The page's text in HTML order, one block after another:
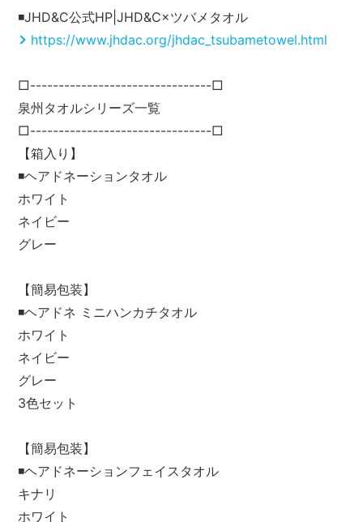
◾️JHD&C公式HP|JHD&C×ツバメタオル
https://www.jhdac.org/jhdac_tsubametowel.html
□--------------------------------□
泉州タオルシリーズ一覧
□--------------------------------□
【箱入り】
◾️ヘアドネーションタオル
ホワイト
ネイビー
グレー
【簡易包装】
◾️ヘアドネ ミニハンカチタオル
ホワイト
ネイビー
グレー
3色セット
【簡易包装】
◾️ヘアドネーションフェイスタオル
キナリ
ホワイト